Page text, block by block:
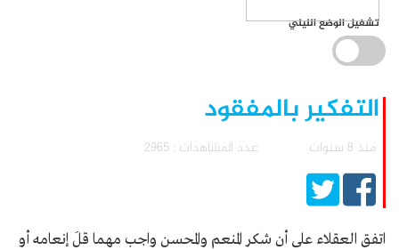
تشغيل الوضع الليلي
التفكير بالمفقود
منذ 8 سنوات عدد المشاهدات : 2965
اتفق العقلاء على أن شكر المنعم والمحسن واجب مهما قلَ إنعامه أو